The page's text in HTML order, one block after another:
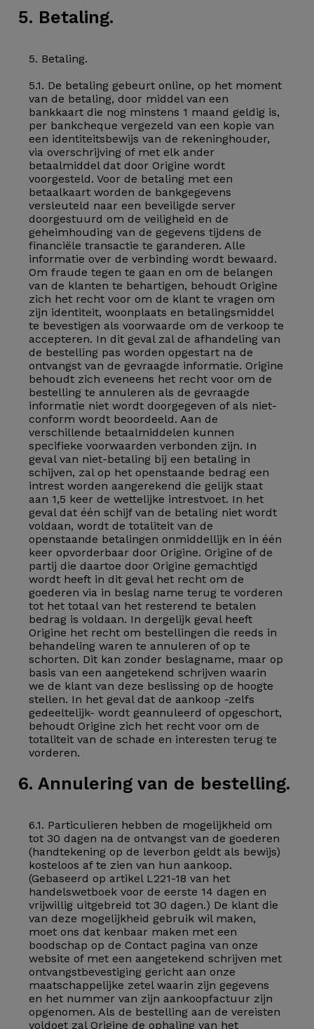
5. Betaling.
5. Betaling.
5.1. De betaling gebeurt online, op het moment
van de betaling, door middel van een
bankkaart die nog minstens 1 maand geldig is,
per bankcheque vergezeld van een kopie van
een identiteitsbewijs van de rekeninghouder,
via overschrijving of met elk ander
betaalmiddel dat door Origine wordt
voorgesteld. Voor de betaling met een
betaalkaart worden de bankgegevens
versleuteld naar een beveiligde server
doorgestuurd om de veiligheid en de
geheimhouding van de gegevens tijdens de
financiële transactie te garanderen. Alle
informatie over de verbinding wordt bewaard.
Om fraude tegen te gaan en om de belangen
van de klanten te behartigen, behoudt Origine
zich het recht voor om de klant te vragen om
zijn identiteit, woonplaats en betalingsmiddel
te bevestigen als voorwaarde om de verkoop te
accepteren. In dit geval zal de afhandeling van
de bestelling pas worden opgestart na de
ontvangst van de gevraagde informatie. Origine
behoudt zich eveneens het recht voor om de
bestelling te annuleren als de gevraagde
informatie niet wordt doorgegeven of als niet-
conform wordt beoordeeld. Aan de
verschillende betaalmiddelen kunnen
specifieke voorwaarden verbonden zijn. In
geval van niet-betaling bij een betaling in
schijven, zal op het openstaande bedrag een
intrest worden aangerekend die gelijk staat
aan 1,5 keer de wettelijke intrestvoet. In het
geval dat één schijf van de betaling niet wordt
voldaan, wordt de totaliteit van de
openstaande betalingen onmiddellijk en in één
keer opvorderbaar door Origine. Origine of de
partij die daartoe door Origine gemachtigd
wordt heeft in dit geval het recht om de
goederen via in beslag name terug te vorderen
tot het totaal van het resterend te betalen
bedrag is voldaan. In dergelijk geval heeft
Origine het recht om bestellingen die reeds in
behandeling waren te annuleren of op te
schorten. Dit kan zonder beslagname, maar op
basis van een aangetekend schrijven waarin
we de klant van deze beslissing op de hoogte
stellen. In het geval dat de aankoop -zelfs
gedeeltelijk- wordt geannuleerd of opgeschort,
behoudt Origine zich het recht voor om de
totaliteit van de schade en interesten terug te
vorderen.
6. Annulering van de bestelling.
6.1. Particulieren hebben de mogelijkheid om
tot 30 dagen na de ontvangst van de goederen
(handtekening op de leverbon geldt als bewijs)
kosteloos af te zien van hun aankoop.
(Gebaseerd op artikel L221-18 van het
handelswetboek voor de eerste 14 dagen en
vrijwillig uitgebreid tot 30 dagen.) De klant die
van deze mogelijkheid gebruik wil maken,
moet ons dat kenbaar maken met een
boodschap op de Contact pagina van onze
website of met een aangetekend schrijven met
ontvangstbevestiging gericht aan onze
maatschappelijke zetel waarin zijn gegevens
en het nummer van zijn aankoopfactuur zijn
opgenomen. Als de bestelling aan de vereisten
voldoet zal Origine de ophaling van het